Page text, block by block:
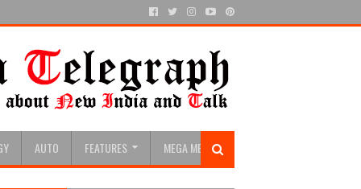
AUTO FEATURES MEGA MENU